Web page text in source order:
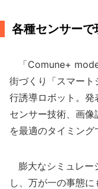
各種センサー
「Comune+
街づくり「スマート
行誘導ロボット。
センサー技術、画
を最適のタイミング
膨大なシミュレー
し、万が一の事態